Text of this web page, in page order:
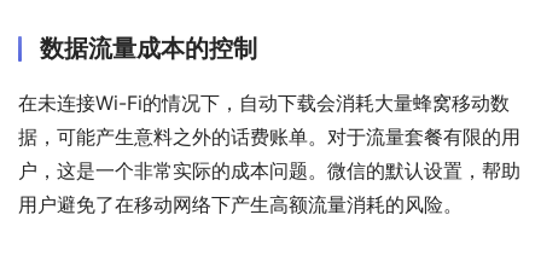
数据流量成本的控制
在未连接Wi-Fi的情况下，自动下载会消耗大量蜂窝移动数
据，可能产生意料之外的话费账单。对于流量套餐有限的用
户，这是一个非常实际的成本问题。微信的默认设置，帮助
用户避免了在移动网络下产生高额流量消耗的风险。